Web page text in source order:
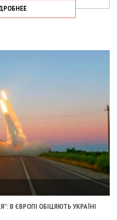
В ЄВРОПІ ОБІЦЯЮТЬ УКРАЇНІ